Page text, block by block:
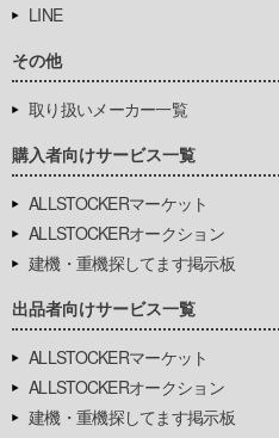
LINE
その他
取り扱いメーカー一覧
購入者向けサービス一覧
ALLSTOCKERマーケット
ALLSTOCKERオークション
建機・重機探してます掲示板
出品者向けサービス一覧
ALLSTOCKERマーケット
ALLSTOCKERオークション
建機・重機探してます掲示板